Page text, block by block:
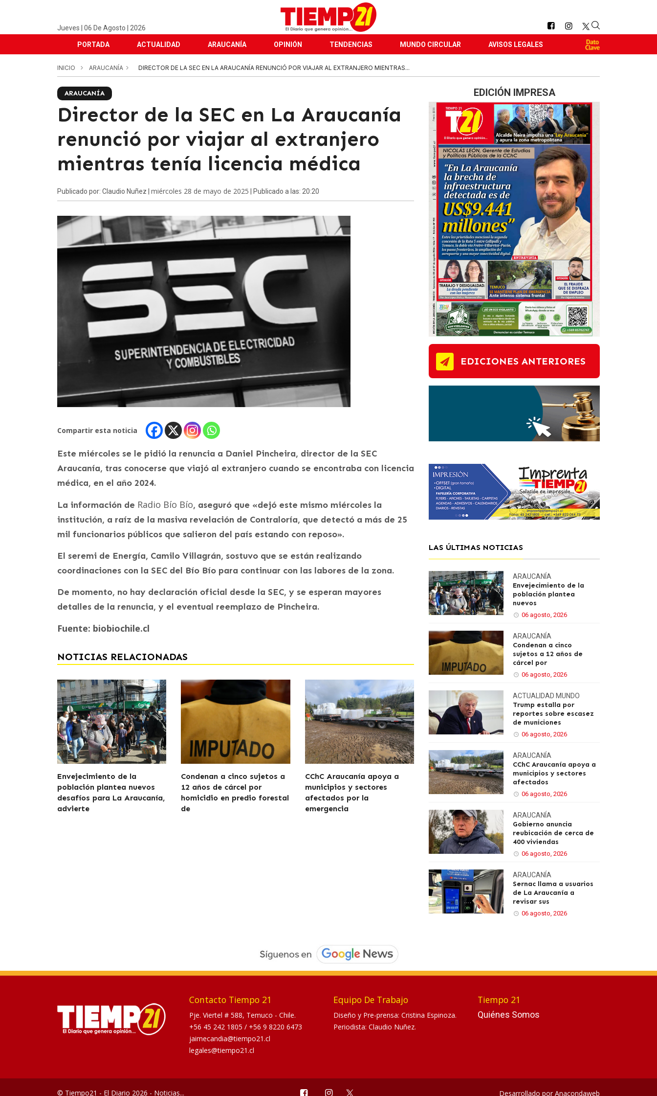
Jueves | 06 De Agosto | 2026
PORTADA ACTUALIDAD ARAUCANÍA OPINIÓN TENDENCIAS MUNDO CIRCULAR AVISOS LEGALES
INICIO ARAUCANÍA DIRECTOR DE LA SEC EN LA ARAUCANÍA RENUNCIÓ POR VIAJAR AL EXTRANJERO MIENTRAS...
ARAUCANÍA
Director de la SEC en La Araucanía
renunció por viajar al extranjero
mientras tenía licencia médica
Publicado por: Claudio Nuñez | miércoles 28 de mayo de 2025 | Publicado a las: 20:20
Compartir esta noticia
Este miércoles se le pidió la renuncia a Daniel Pincheira, director de la SEC
Araucanía, tras conocerse que viajó al extranjero cuando se encontraba con licencia
médica, en el año 2024.
La información de Radio Bío Bío, aseguró que «dejó este mismo miércoles la
institución, a raíz de la masiva revelación de Contraloría, que detectó a más de 25
mil funcionarios públicos que salieron del país estando con reposo».
El seremi de Energía, Camilo Villagrán, sostuvo que se están realizando
coordinaciones con la SEC del Bío Bío para continuar con las labores de la zona.
De momento, no hay declaración oficial desde la SEC, y se esperan mayores
detalles de la renuncia, y el eventual reemplazo de Pincheira.
Fuente: biobiochile.cl
NOTICIAS RELACIONADAS
Envejecimiento de la
población plantea nuevos
desafíos para La Araucanía,
advierte
Condenan a cinco sujetos a
12 años de cárcel por
homicidio en predio forestal
de
CChC Araucanía apoya a
municipios y sectores
afectados por la
emergencia
EDICIÓN IMPRESA
EDICIONES ANTERIORES
LAS ÚLTIMAS NOTICIAS
ARAUCANÍA
Envejecimiento de la
población plantea
nuevos
06 agosto, 2026
ARAUCANÍA
Condenan a cinco
sujetos a 12 años de
cárcel por
06 agosto, 2026
ACTUALIDAD MUNDO
Trump estalla por
reportes sobre escasez
de municiones
06 agosto, 2026
ARAUCANÍA
CChC Araucanía apoya a
municipios y sectores
afectados
06 agosto, 2026
ARAUCANÍA
Gobierno anuncia
reubicación de cerca de
400 viviendas
06 agosto, 2026
ARAUCANÍA
Sernac llama a usuarios
de La Araucanía a
revisar sus
06 agosto, 2026
Contacto Tiempo 21
Pje. Viertel # 588, Temuco - Chile.
+56 45 242 1805 / +56 9 8220 6473
jaimecandia@tiempo21.cl
legales@tiempo21.cl
Equipo De Trabajo
Diseño y Pre-prensa: Cristina Espinoza.
Periodista: Claudio Nuñez.
Tiempo 21
Quiénes Somos
© Tiempo21 - El Diario 2026 - Noticias... Desarrollado por Anacondaweb